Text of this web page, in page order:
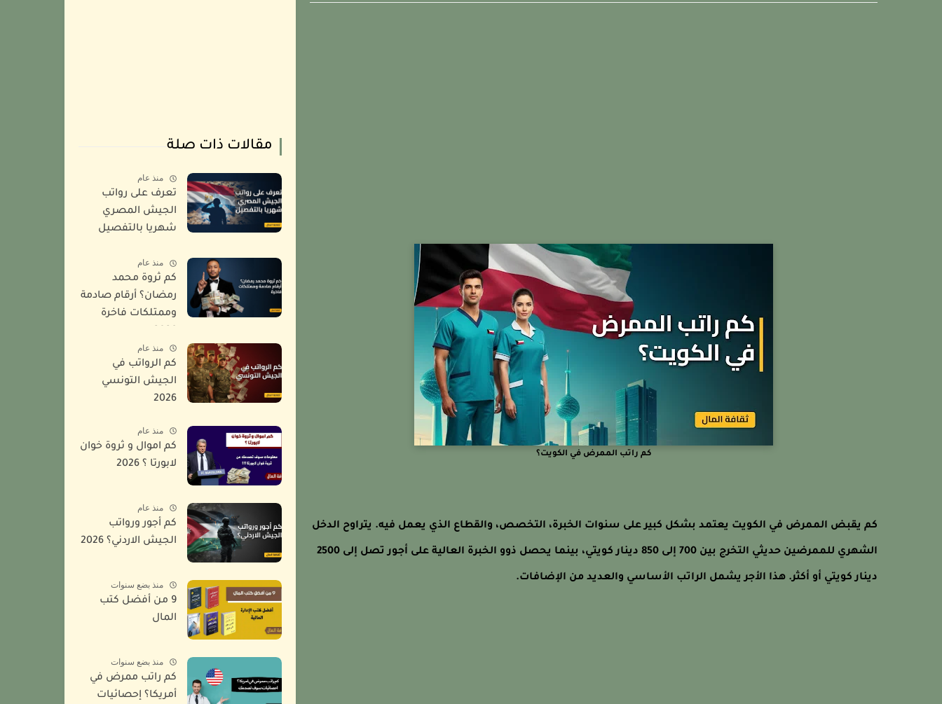
كم راتب الممرض في الكويت؟
كم يقبض الممرض في الكويت يعتمد بشكل كبير على سنوات الخبرة، التخصص، والقطاع الذي يعمل فيه. يتراوح الدخل
الشهري للممرضين حديثي التخرج بين 700 إلى 850 دينار كويتي، بينما يحصل ذوو الخبرة العالية على أجور تصل إلى 2500
دينار كويتي أو أكثر. هذا الأجر يشمل الراتب الأساسي والعديد من الإضافات.
مقالات ذات صلة
منذ عام
تعرف على رواتب
الجيش المصري
شهريا بالتفصيل
منذ عام
كم ثروة محمد
رمضان؟ أرقام صادمة
وممتلكات فاخرة
منذ عام
كم الرواتب في
الجيش التونسي
2026
منذ عام
كم اموال و ثروة خوان
لابورتا ؟ 2026
منذ عام
كم أجور ورواتب
الجيش الاردني؟ 2026
منذ بضع سنوات
9 من أفضل كتب
المال
منذ بضع سنوات
كم راتب ممرض في
أمريكا؟ إحصائيات